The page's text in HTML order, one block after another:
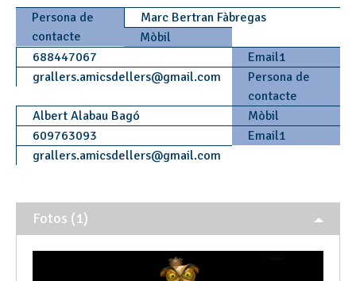
Persona de
contacte
Marc Bertran Fàbregas
Mòbil
688447067
Email1
grallers.amicsdellers@gmail.com
Persona de
contacte
Albert Alabau Bagó
Mòbil
609763093
Email1
grallers.amicsdellers@gmail.com
Fotos (1)